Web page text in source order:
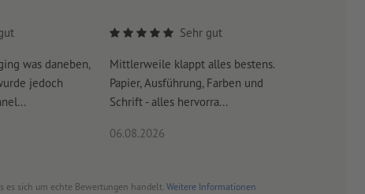
was daneben,
jedoch
Sehr gut
Mittlerweile klappt alles bestens.
Papier, Ausführung, Farben und
Schrift - alles hervorra...
06.08.2026
es sich um echte Bewertungen handelt. Weitere Informationen